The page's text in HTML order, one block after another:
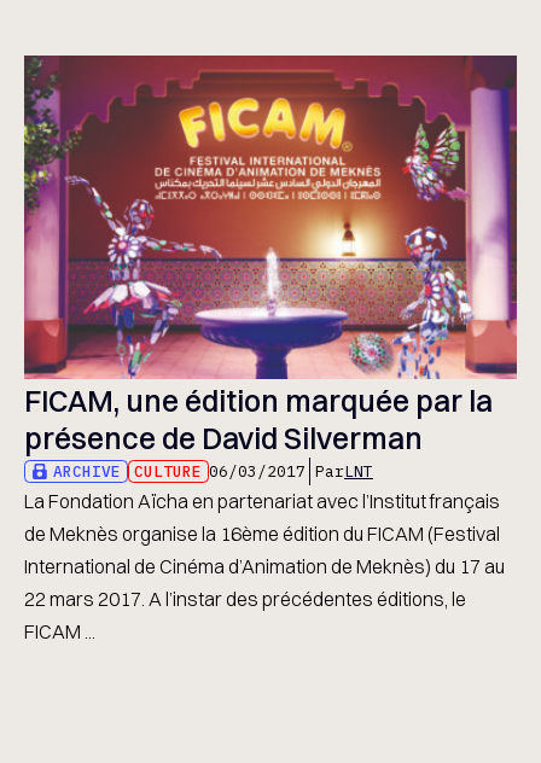
FICAM, une édition marquée par la
présence de David Silverman
ARCHIVE CULTURE 06/03/2017 ParLNT
La Fondation Aïcha en partenariat avec l’Institut français
de Meknès organise la 16ème édition du FICAM (Festival
International de Cinéma d’Animation de Meknès) du 17 au
22 mars 2017. A l’instar des précédentes éditions, le
FICAM ...